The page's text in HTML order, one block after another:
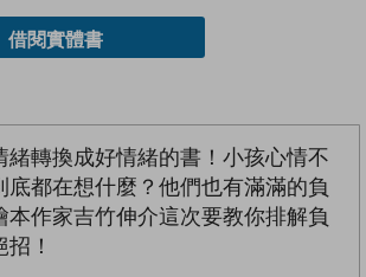
借閱實體書
緒轉換成好情緒的書！小孩心情不
底都在想什麼？他們也有滿滿的負
本作家吉竹伸介這次要教你排解負
！